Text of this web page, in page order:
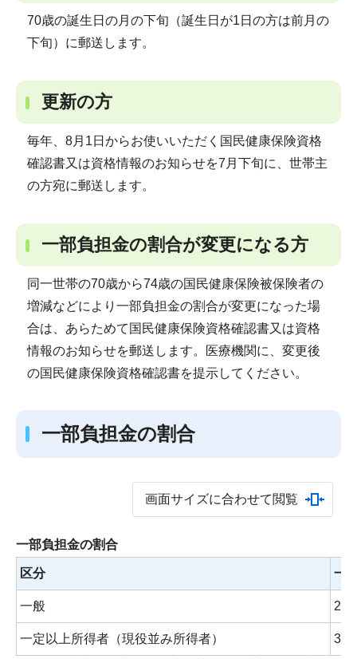
70歳の誕生日の月の下旬（誕生日が1日の方は前月の
下旬）に郵送します。
更新の方
毎年、8月1日からお使いいただく国民健康保険資格
確認書又は資格情報のお知らせを7月下旬に、世帯主
の方宛に郵送します。
一部負担金の割合が変更になる方
同一世帯の70歳から74歳の国民健康保険被保険者の
増減などにより一部負担金の割合が変更になった場
合は、あらためて国民健康保険資格確認書又は資格
情報のお知らせを郵送します。医療機関に、変更後
の国民健康保険資格確認書を提示してください。
一部負担金の割合
画面サイズに合わせて閲覧
一部負担金の割合
区分 一
一般 2割
一定以上所得者（現役並み所得者） 3割